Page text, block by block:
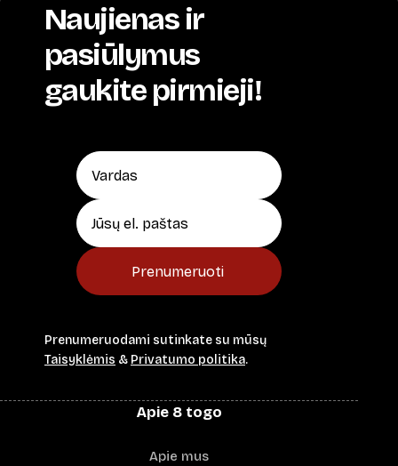
Naujienas ir
pasiūlymus
gaukite pirmieji!
Prenumeruoti
Prenumeruodami sutinkate su mūsų
Taisyklėmis & Privatumo politika.
Apie 8 togo
Apie mus